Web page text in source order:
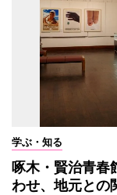
学ぶ・知る
啄木・賢治青
わせ、地元との